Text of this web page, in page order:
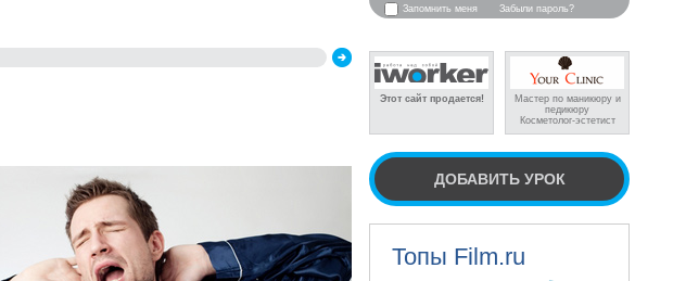
Запомнить меня Забыли пароль?
Этот сайт продается!
Мастер по маникюру и
педикюру
Косметолог-эстетист
ДОБАВИТЬ УРОК